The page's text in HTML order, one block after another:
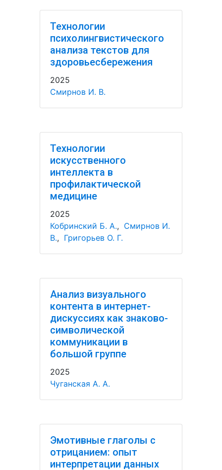
Технологии
психолингвистического
анализа текстов для
здоровьесбережения
2025
Смирнов И. В.
Технологии
искусственного
интеллекта в
профилактической
медицине
2025
Кобринский Б. А., Смирнов И.
В., Григорьев О. Г.
Анализ визуального
контента в интернет-
дискуссиях как знаково-
символической
коммуникации в
большой группе
2025
Чуганская А. А.
Эмотивные глаголы с
отрицанием: опыт
интерпретации данных